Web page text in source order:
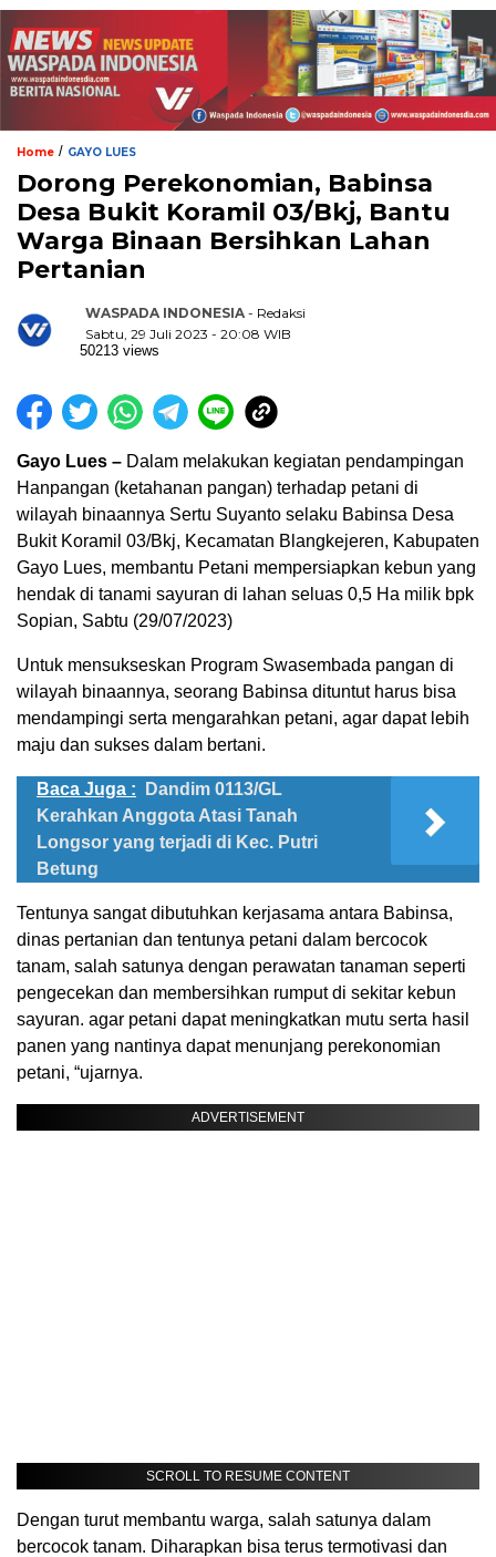
Home / GAYO LUES
Dorong Perekonomian, Babinsa
Desa Bukit Koramil 03/Bkj, Bantu
Warga Binaan Bersihkan Lahan
Pertanian
WASPADA INDONESIA - Redaksi
Sabtu, 29 Juli 2023 - 20:08 WIB
50213 views
Gayo Lues – Dalam melakukan kegiatan pendampingan
Hanpangan (ketahanan pangan) terhadap petani di
wilayah binaannya Sertu Suyanto selaku Babinsa Desa
Bukit Koramil 03/Bkj, Kecamatan Blangkejeren, Kabupaten
Gayo Lues, membantu Petani mempersiapkan kebun yang
hendak di tanami sayuran di lahan seluas 0,5 Ha milik bpk
Sopian, Sabtu (29/07/2023)
Untuk mensukseskan Program Swasembada pangan di
wilayah binaannya, seorang Babinsa dituntut harus bisa
mendampingi serta mengarahkan petani, agar dapat lebih
maju dan sukses dalam bertani.
Baca Juga :
Dandim 0113/GL
Kerahkan Anggota Atasi Tanah
Longsor yang terjadi di Kec. Putri
Betung
Tentunya sangat dibutuhkan kerjasama antara Babinsa,
dinas pertanian dan tentunya petani dalam bercocok
tanam, salah satunya dengan perawatan tanaman seperti
pengecekan dan membersihkan rumput di sekitar kebun
sayuran. agar petani dapat meningkatkan mutu serta hasil
panen yang nantinya dapat menunjang perekonomian
petani, “ujarnya.
ADVERTISEMENT
SCROLL TO RESUME CONTENT
Dengan turut membantu warga, salah satunya dalam
bercocok tanam. Diharapkan bisa terus termotivasi dan